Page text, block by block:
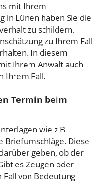
mit Ihrem
in Lünen haben Sie die
zu schildern,
zu Ihrem Fall
In diesem
Ihrem Anwalt auch
Ihrem Fall.
Termin beim
wie z.B.
Briefumschläge. Diese
geben, ob der
es Zeugen oder
von Bedeutung